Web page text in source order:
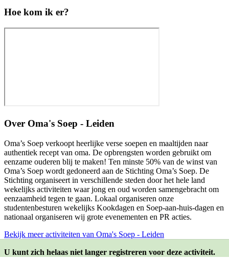
Hoe kom ik er?
Over Oma's Soep - Leiden
Oma’s Soep verkoopt heerlijke verse soepen en maaltijden naar
authentiek recept van oma. De opbrengsten worden gebruikt om
eenzame ouderen blij te maken! Ten minste 50% van de winst van
Oma’s Soep wordt gedoneerd aan de Stichting Oma’s Soep. De
Stichting organiseert in verschillende steden door het hele land
wekelijks activiteiten waar jong en oud worden samengebracht om
eenzaamheid tegen te gaan. Lokaal organiseren onze
studentenbesturen wekelijks Kookdagen en Soep-aan-huis-dagen en
nationaal organiseren wij grote evenementen en PR acties.
Bekijk meer activiteiten van Oma's Soep - Leiden
U kunt zich helaas niet langer registreren voor deze activiteit.